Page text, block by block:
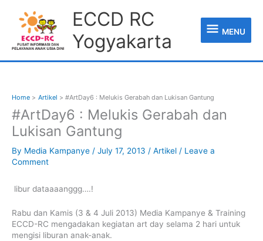
content
ECCD RC
Yogyakarta
MENU
Home Artikel #ArtDay6 : Melukis Gerabah dan Lukisan Gantung
#ArtDay6 : Melukis Gerabah dan
Lukisan Gantung
By Media Kampanye / July 17, 2013 / Artikel / Leave a
Comment
libur dataaaanggg….!
Rabu dan Kamis (3 & 4 Juli 2013) Media Kampanye & Training
ECCD-RC mengadakan kegiatan art day selama 2 hari untuk
mengisi liburan anak-anak.